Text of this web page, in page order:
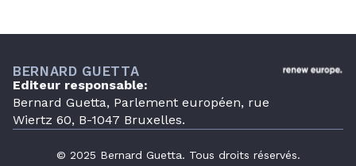
BERNARD GUETTA
Editeur responsable:
Bernard Guetta, Parlement européen, rue
Wiertz 60, B-1047 Bruxelles.
© 2025 Bernard Guetta. Tous droits réservés.